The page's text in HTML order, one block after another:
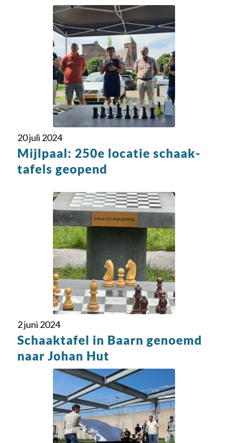
20 juli 2024
Mijlpaal: 250e locatie schaak­
tafels geopend
2 juni 2024
Schaaktafel in Baarn genoemd
naar Johan Hut